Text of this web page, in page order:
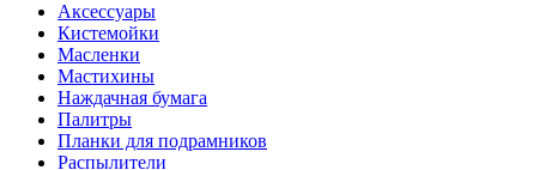
Аксессуары
Кистемойки
Масленки
Мастихины
Наждачная бумага
Палитры
Планки для подрамников
Распылители